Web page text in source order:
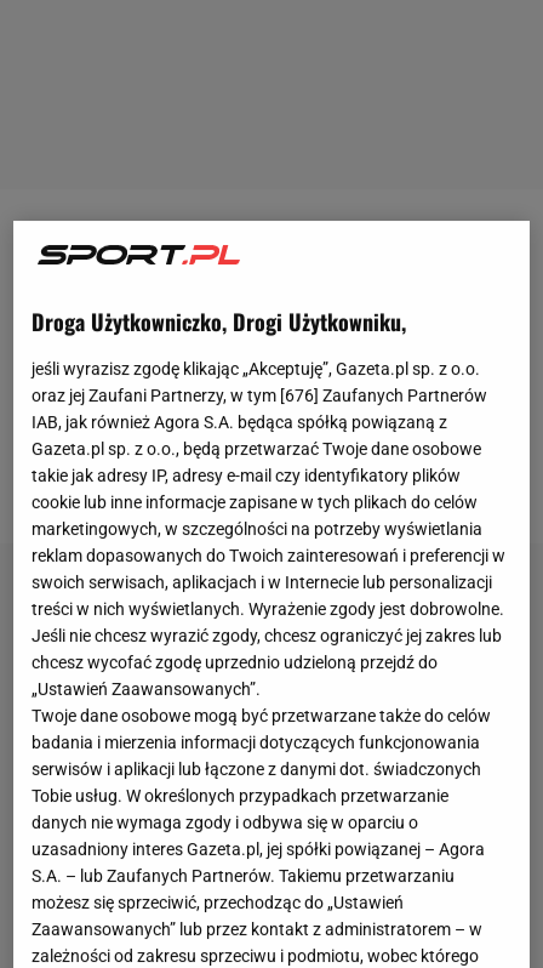
- Mamy brylant. Taka dziewczyna się rodzi jedna na
czasie tegoRolanda Garrosazagra wfinale
Australian Open, Rolanda czy Wimbledonu, ale
wcześniej czy później będzie jedną z najlepszych
tenisistek świata -zachwyca się Igą Świątek w
rozmowie ze Sport.pl Wojciech Fibak.
Droga Użytkowniczko, Drogi Użytkowniku,
jeśli wyrazisz zgodę klikając „Akceptuję”, Gazeta.pl sp. z o.o.
oraz jej Zaufani Partnerzy, w tym [676] Zaufanych Partnerów
IAB, jak również Agora S.A. będąca spółką powiązaną z
Gazeta.pl sp. z o.o., będą przetwarzać Twoje dane osobowe
takie jak adresy IP, adresy e-mail czy identyfikatory plików
cookie lub inne informacje zapisane w tych plikach do celów
marketingowych, w szczególności na potrzeby wyświetlania
reklam dopasowanych do Twoich zainteresowań i preferencji w
swoich serwisach, aplikacjach i w Internecie lub personalizacji
treści w nich wyświetlanych. Wyrażenie zgody jest dobrowolne.
Jeśli nie chcesz wyrazić zgody, chcesz ograniczyć jej zakres lub
chcesz wycofać zgodę uprzednio udzieloną przejdź do
„Ustawień Zaawansowanych”.
Twoje dane osobowe mogą być przetwarzane także do celów
badania i mierzenia informacji dotyczących funkcjonowania
serwisów i aplikacji lub łączone z danymi dot. świadczonych
Tobie usług. W określonych przypadkach przetwarzanie
danych nie wymaga zgody i odbywa się w oparciu o
uzasadniony interes Gazeta.pl, jej spółki powiązanej – Agora
S.A. – lub Zaufanych Partnerów. Takiemu przetwarzaniu
możesz się sprzeciwić, przechodząc do „Ustawień
Zaawansowanych” lub przez kontakt z administratorem – w
zależności od zakresu sprzeciwu i podmiotu, wobec którego